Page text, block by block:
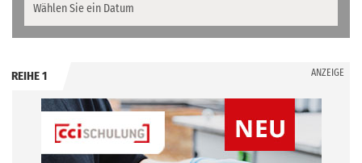
REIHE 1 ANZEIGE